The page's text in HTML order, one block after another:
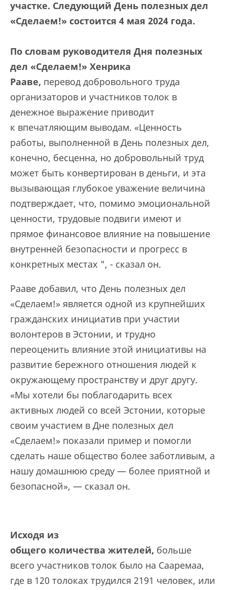
участке. Следующий День полезных дел
«Сделаем!» состоится 4 мая 2024 года.
По словам руководителя Дня полезных
дел «Сделаем!» Хенрика
Рааве, перевод добровольного труда
организаторов и участников толок в
денежное выражение приводит
к впечатляющим выводам. «Ценность
работы, выполненной в День полезных дел,
конечно, бесценна, но добровольный труд
может быть конвертирован в деньги, и эта
вызывающая глубокое уважение величина
подтверждает, что, помимо эмоциональной
ценности, трудовые подвиги имеют и
прямое финансовое влияние на повышение
внутренней безопасности и прогресс в
конкретных местах ", - сказал он.
Рааве добавил, что День полезных дел
«Сделаем!» является одной из крупнейших
гражданских инициатив при участии
волонтеров в Эстонии, и трудно
переоценить влияние этой инициативы на
развитие бережного отношения людей к
окружающему пространству и друг другу.
«Мы хотели бы поблагодарить всех
активных людей со всей Эстонии, которые
своим участием в Дне полезных дел
«Сделаем!» показали пример и помогли
сделать наше общество более заботливым, а
нашу домашнюю среду — более приятной и
безопасной», — сказал он.
Исходя из
общего количества жителей, больше
всего участников толок было на Сааремаа,
где в 120 толоках трудился 2191 человек, или